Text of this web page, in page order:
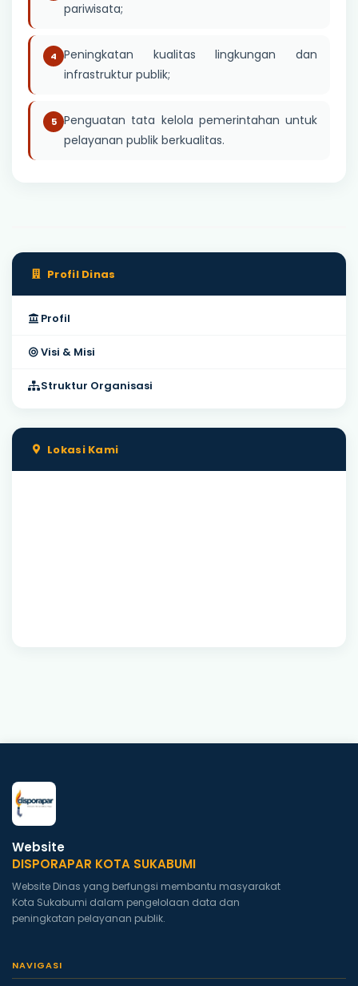
pariwisata;
Peningkatan kualitas lingkungan dan
infrastruktur publik;
Penguatan tata kelola pemerintahan untuk
pelayanan publik berkualitas.
Profil Dinas
Profil
Visi & Misi
Struktur Organisasi
Lokasi Kami
Website
DISPORAPAR KOTA SUKABUMI
Website Dinas yang berfungsi membantu masyarakat
Kota Sukabumi dalam pengelolaan data dan
peningkatan pelayanan publik.
NAVIGASI